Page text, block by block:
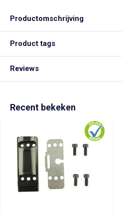
Productomschrijving
Product tags
Reviews
Recent bekeken